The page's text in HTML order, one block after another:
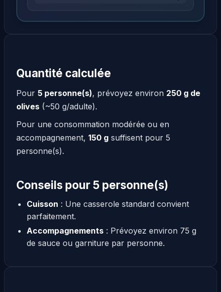
Quantité calculée
Pour 5 personne(s), prévoyez environ 250 g de
olives (~50 g/adulte).
Pour une consommation modérée ou en
accompagnement, 150 g suffisent pour 5
personne(s).
Conseils pour 5 personne(s)
Cuisson : Une casserole standard convient
parfaitement.
Accompagnements: Prévoyez environ 75 g
de sauce ou garniture par personne.